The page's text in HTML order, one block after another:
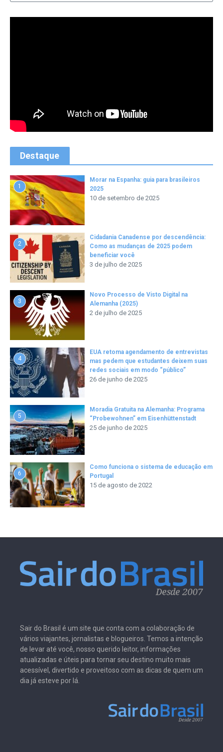
Destaque
1
Morar na Espanha: guia para brasileiros
2025
10 de setembro de 2025
2
Cidadania Canadense por descendência:
Como as mudanças de 2025 podem
beneficiar você
3 de julho de 2025
3
Novo Processo de Visto Digital na
Alemanha (2025)
2 de julho de 2025
4
EUA retoma agendamento de entrevistas
mas pedem que estudantes deixem suas
redes sociais em modo “público”
26 de junho de 2025
5
Moradia Gratuita na Alemanha: Programa
“Probewohnen” em Eisenhüttenstadt
25 de junho de 2025
6
Como funciona o sistema de educação em
Portugal
15 de agosto de 2022
Sair do Brasil é um site que conta com a colaboração de
vários viajantes, jornalistas e blogueiros. Temos a intenção
de levar até você, nosso querido leitor, informações
atualizadas e úteis para tornar seu destino muito mais
acessível, divertido e proveitoso com as dicas de quem um
dia já esteve por lá.